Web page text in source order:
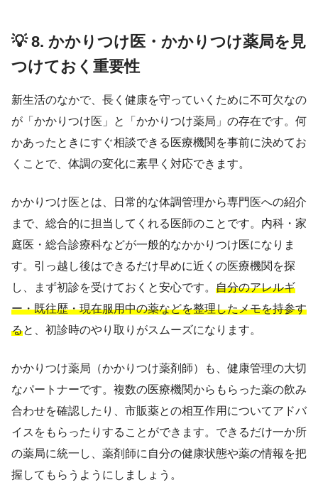
💡 8. かかりつけ医・かかりつけ薬局を見
つけておく重要性
新生活のなかで、長く健康を守っていくために不可欠なの
が「かかりつけ医」と「かかりつけ薬局」の存在です。何
かあったときにすぐ相談できる医療機関を事前に決めてお
くことで、体調の変化に素早く対応できます。
かかりつけ医とは、日常的な体調管理から専門医への紹介
まで、総合的に担当してくれる医師のことです。内科・家
庭医・総合診療科などが一般的なかかりつけ医になりま
す。引っ越し後はできるだけ早めに近くの医療機関を探
し、まず初診を受けておくと安心です。 自分のアレルギ
ー・既往歴・現在服用中の薬などを整理したメモを持参す
ると、初診時のやり取りがスムーズになります。
かかりつけ薬局（かかりつけ薬剤師）も、健康管理の大切
なパートナーです。複数の医療機関からもらった薬の飲み
合わせを確認したり、市販薬との相互作用についてアドバ
イスをもらったりすることができます。できるだけ一か所
の薬局に統一し、薬剤師に自分の健康状態や薬の情報を把
握してもらうようにしましょう。